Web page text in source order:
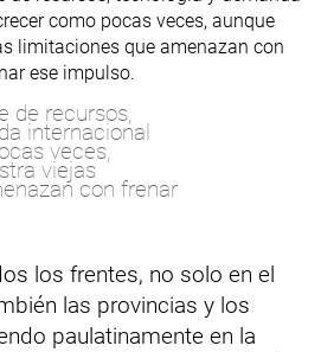
de recursos,
internacional
veces,
viejas
con frenar
los frentes, no solo en el
las provincias y los
paulatinamente en la